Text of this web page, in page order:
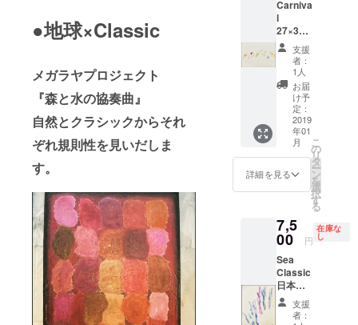
●地球×Classic
メガラヤプロジェクト
『森と水の協奏曲』
自然とクラシックからそれ
ぞれ規則性を見いだしま
す。
Carniva
l
27×38c
m 紙に
水彩,イ
ンク 紙
の状態
でのお
渡しで
す。
支援
者：
1人
お届
け予
定：
2019
年01
月
詳細を見る
こ
の
リ
タ
ー
ン
を
選
択
す
る
7,5
00 円
在庫な
し
Sea
Classic
日本三
景・天
橋立で
支援
者：